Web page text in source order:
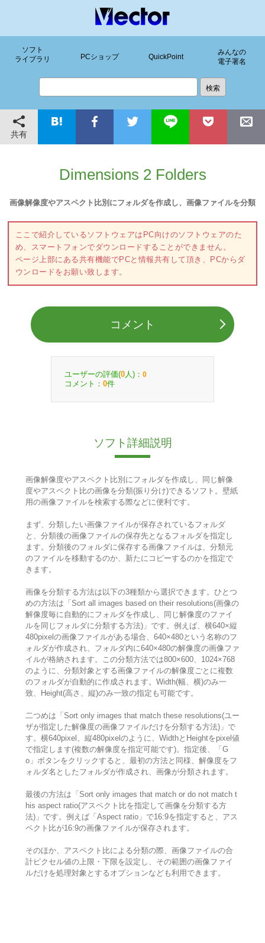
ソフト
ライブラリ
PCショップ QuickPoint
みんなの
電子署名
共有
Dimensions 2 Folders
画像解像度やアスペクト比別にフォルダを作成し、画像ファイルを分類
ここで紹介しているソフトウェアはPC向けのソフトウェアのた
め、スマートフォンでダウンロードすることができません。
ページ上部にある共有機能でPCと情報共有して頂き、PCからダ
ウンロードをお願い致します。
コメント
ユーザーの評価(0 人)： 0
コメント： 0件
ソフト詳細説明
画像解像度やアスペクト比別にフォルダを作成し、同じ解像
度やアスペクト比の画像を分類(振り分け)できるソフト。壁紙
用の画像ファイルを検索する際などに便利です。
まず、分類したい画像ファイルが保存されているフォルダ
と、分類後の画像ファイルの保存先となるフォルダを指定し
ます。分類後のフォルダに保存する画像ファイルは、分類元
のファイルを移動するのか、新たにコピーするのかを指定で
きます。
画像を分類する方法は以下の3種類から選択できます。ひとつ
めの方法は「Sort all images based on their resolutions(画像の
解像度毎に自動的にフォルダを作成し、同じ解像度のファイ
ルを同じフォルダに分類する方法)」です。例えば、横640×縦
480pixelの画像ファイルがある場合、640×480という名称のフ
ォルダが作成され、フォルダ内に640×480の解像度の画像ファ
イルが格納されます。この分類方法では800×600、1024×768
のように、分類対象とする画像ファイルの解像度ごとに複数
のフォルダが自動的に作成されます。Width(幅、横)のみ一
致、Height(高さ、縦)のみ一致の指定も可能です。
二つめは「Sort only images that match these resolutions(ユー
ザが指定した解像度の画像ファイルだけを分類する方法)」で
す。横640pixel、縦480pixelのように、WidthとHeightをpixel値
で指定します(複数の解像度を指定可能です)。指定後、「G
o」ボタンをクリックすると、最初の方法と同様、解像度をフ
ォルダ名としたフォルダが作成され、画像が分類されます。
最後の方法は「Sort only images that match or do not match t
his aspect ratio(アスペクト比を指定して画像を分類する方
法)」です。例えば「Aspect ratio」で16:9を指定すると、アス
ペクト比が16:9の画像ファイルが保存されます。
そのほか、アスペクト比による分類の際、画像ファイルの合
計ピクセル値の上限・下限を設定し、その範囲の画像ファイ
ルだけを処理対象とするオプションなども利用できます。